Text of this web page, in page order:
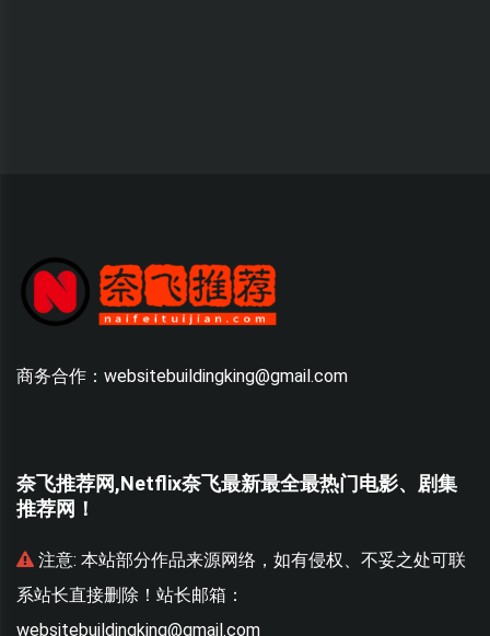
商务合作：websitebuildingking@gmail.com
奈飞推荐网,Netflix奈飞最新最全最热门电影、剧集
推荐网！
注意: 本站部分作品来源网络，如有侵权、不妥之处可联
系站长直接删除！站长邮箱：
websitebuildingking@gmail.com